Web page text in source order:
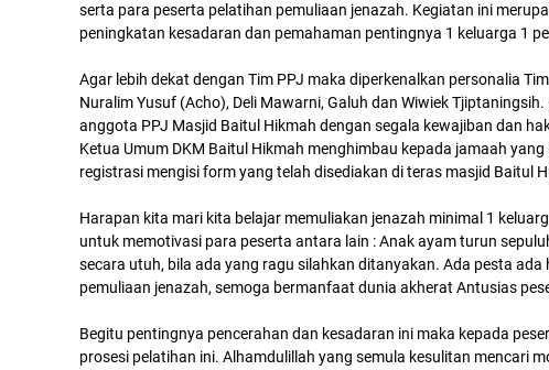
serta para peserta pelatihan pemuliaan jenazah. Kegiatan ini
peningkatan kesadaran dan pemahaman pentingnya 1 keluarga 1
Agar lebih dekat dengan Tim PPJ maka diperkenalkan personalia
Nuralim Yusuf (Acho), Deli Mawarni, Galuh dan Wiwiek
anggota PPJ Masjid Baitul Hikmah dengan segala kewajiban dan
Ketua Umum DKM Baitul Hikmah menghimbau kepada jamaah
registrasi mengisi form yang telah disediakan di teras masjid Baitul
Harapan kita mari kita belajar memuliakan jenazah minimal 1
untuk memotivasi para peserta antara lain : Anak ayam turun
secara utuh, bila ada yang ragu silahkan ditanyakan. Ada pesta
pemuliaan jenazah, semoga bermanfaat dunia akherat Antusias
Begitu pentingnya pencerahan dan kesadaran ini maka kepada
prosesi pelatihan ini. Alhamdulillah yang semula kesulitan mencari